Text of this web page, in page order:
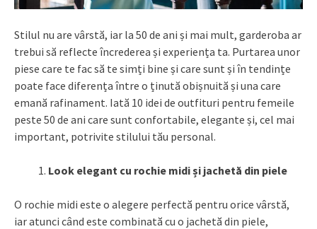
Stilul nu are vârstă, iar la 50 de ani și mai mult, garderoba ar
trebui să reflecte încrederea și experiența ta. Purtarea unor
piese care te fac să te simți bine și care sunt și în tendințe
poate face diferența între o ținută obișnuită și una care
emană rafinament. Iată 10 idei de outfituri pentru femeile
peste 50 de ani care sunt confortabile, elegante și, cel mai
important, potrivite stilului tău personal.
Look elegant cu rochie midi și jachetă din piele
O rochie midi este o alegere perfectă pentru orice vârstă,
iar atunci când este combinată cu o jachetă din piele,